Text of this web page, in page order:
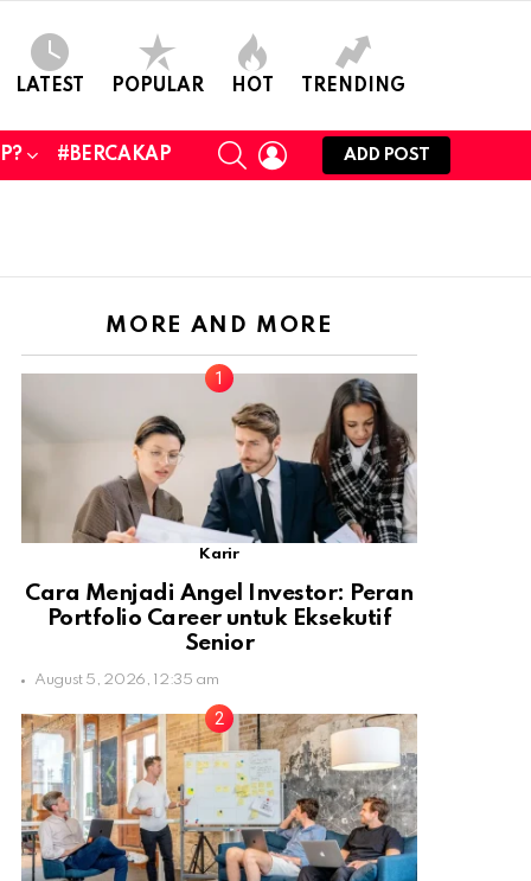
LATEST POPULAR HOT TRENDING
#BERCAKAP
SEARCHLOGIN
ADD POST
MORE AND MORE
Karir
Cara Menjadi Angel Investor: Peran
Portfolio Career untuk Eksekutif
Senior
August 5, 2026, 12:35 am